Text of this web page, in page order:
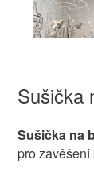
Sušička
Sušička na
pro